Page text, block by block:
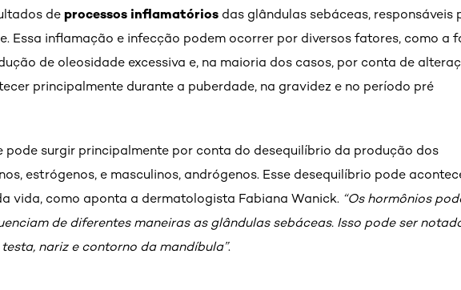
de processos inflamatórios das glândulas sebáceas, responsáveis
Essa inflamação e infecção podem ocorrer por diversos fatores, como a
de oleosidade excessiva e, na maioria dos casos, por conta de
principalmente durante a puberdade, na gravidez e no período pré
pode surgir principalmente por conta do desequilíbrio da produção dos
estrógenos, e masculinos, andrógenos. Esse desequilíbrio pode
vida, como aponta a dermatologista Fabiana Wanick. “Os hormônios
de diferentes maneiras as glândulas sebáceas. Isso pode ser
nariz e contorno da mandíbula”.